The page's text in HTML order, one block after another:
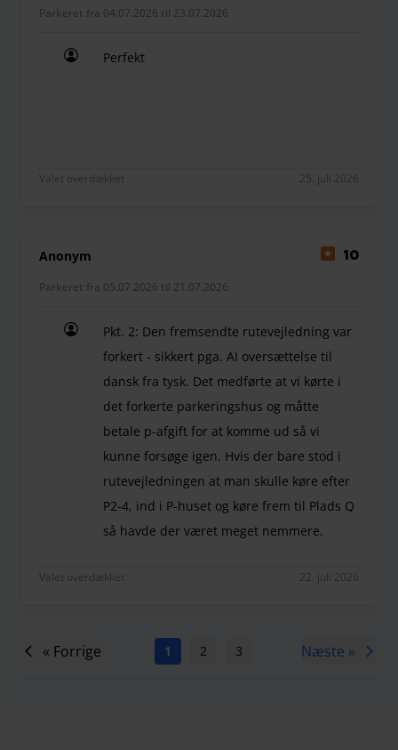
Parkeret fra 04.07.2026 til 23.07.2026
Perfekt
Valet overdækket 25. juli 2026
Anonym 10
Parkeret fra 05.07.2026 til 21.07.2026
Pkt. 2: Den fremsendte rutevejledning var
forkert - sikkert pga. AI oversættelse til
dansk fra tysk. Det medførte at vi kørte i
det forkerte parkeringshus og måtte
betale p-afgift for at komme ud så vi
kunne forsøge igen. Hvis der bare stod i
rutevejledningen at man skulle køre efter
P2-4, ind i P-huset og køre frem til Plads Q
så havde der været meget nemmere.
Valet overdækket 22. juli 2026
« Forrige 1 2 3 5 6
Næste »